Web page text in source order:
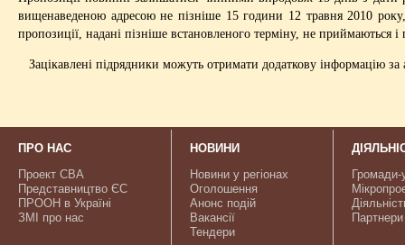
вищенаведеною адресою не пізніше 15 години 12 травня 2010
пропозиції, надані пізніше встановленого терміну, не приймаються
Зацікавлені підрядники можуть отримати додаткову інформацію
ПРО НАС
Проект CBA
Представництво ЄС
ПРООН в Україні
ЗМІ про нас
НОВИНИ
Новини у регіонах
Оголошення
Анонс подій
Вакансії
Тендери
Громади-
Партнери